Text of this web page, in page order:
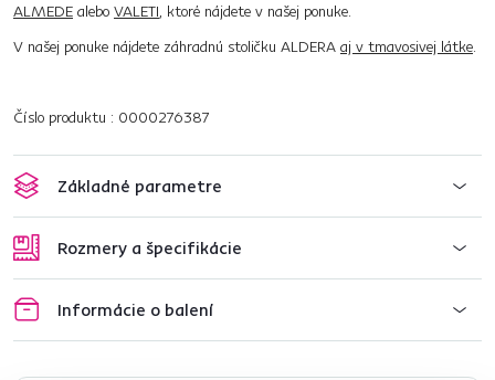
ALMEDE alebo VALETI, ktoré nájdete v našej ponuke.
V našej ponuke nájdete záhradnú stoličku ALDERA aj v tmavosivej látke.
Číslo produktu : 0000276387
Základné parametre
Rozmery a špecifikácie
Informácie o balení